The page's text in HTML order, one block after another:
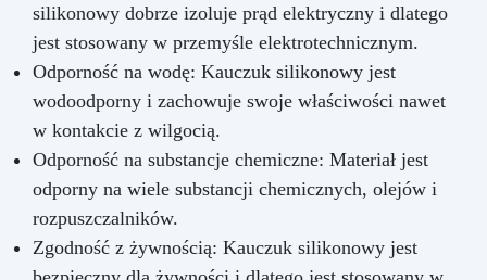
silikonowy dobrze izoluje prąd elektryczny i dlatego
jest stosowany w przemyśle elektrotechnicznym.
Odporność na wodę: Kauczuk silikonowy jest
wodoodporny i zachowuje swoje właściwości nawet
w kontakcie z wilgocią.
Odporność na substancje chemiczne: Materiał jest
odporny na wiele substancji chemicznych, olejów i
rozpuszczalników.
Zgodność z żywnością: Kauczuk silikonowy jest